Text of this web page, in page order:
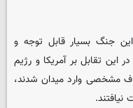
جنگ بسیار قابل توجه و
این تقابل بر آمریکا و رژیم
مشخصی وارد میدان شدند،